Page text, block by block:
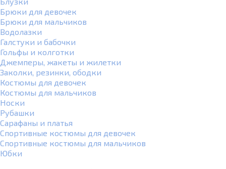
Брюки для девочек
Брюки для мальчиков
Водолазки
Галстуки и бабочки
Гольфы и колготки
Джемперы, жакеты и жилетки
Заколки, резинки, ободки
Костюмы для девочек
Костюмы для мальчиков
Носки
Рубашки
Сарафаны и платья
Спортивные костюмы для девочек
Спортивные костюмы для мальчиков
Юбки